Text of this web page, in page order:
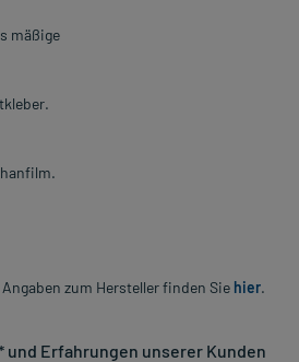
mäßige
zum Hersteller finden Sie hier.
Erfahrungen unserer Kunden